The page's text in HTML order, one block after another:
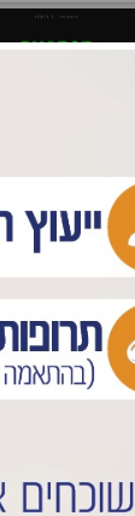
חב"ד" מגיש
שישי